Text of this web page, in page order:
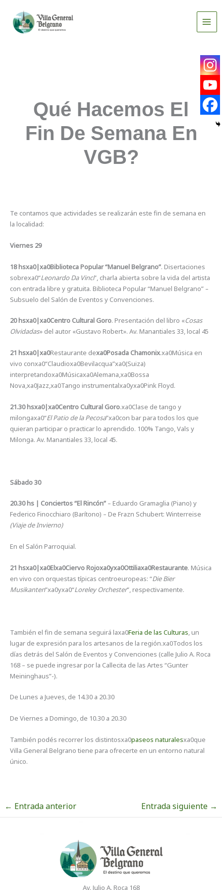
contenido
Qué Hacemos El
Fin De Semana En
VGB?
Te contamos que actividades se realizarán este fin de semana en
la localidad:
Viernes 29
18 hsxa0|xa0Biblioteca Popular “Manuel Belgrano”. Disertaciones
sobrexa0“Leonardo Da Vinci”, charla abierta sobre la vida del artista
con entrada libre y gratuita. Biblioteca Popular “Manuel Belgrano” –
Subsuelo del Salón de Eventos y Convenciones.
20 hsxa0|xa0Centro Cultural Goro. Presentación del libro «Cosas
Olvidadas» del autor «Gustavo Robert». Av. Manantiales 33, local 45
21 hsxa0|xa0Restaurante dexa0Posada Chamonix.xa0Música en
vivo conxa0“Claudioxa0Bevilacqua”xa0(Suiza)
interpretandoxa0Músicaxa0Alemana,xa0Bossa
Nova,xa0Jazz,xa0Tango instrumentalxa0yxa0Pink Floyd.
21.30 hsxa0|xa0Centro Cultural Goro.xa0Clase de tango y
milongaxa0“El Patio de la Pecosa”xa0con bar para todos los que
quieran participar o practicar lo aprendido. 100% Tango, Vals y
Milonga. Av. Manantiales 33, local 45.
Sábado 30
20.30 hs | Conciertos “El Rincón” – Eduardo Gramaglia (Piano) y
Federico Finocchiaro (Barítono) – De Frazn Schubert: Winterreise
(Viaje de Invierno)
En el Salón Parroquial.
21 hsxa0|xa0Elxa0Ciervo Rojoxa0yxa0Ottiliaxa0Restaurante. Música
en vivo con orquestas típicas centroeuropeas: “Die Bier
Musikanten”xa0yxa0“Loreley Orchester”, respectivamente.
También el fin de semana seguirá laxa0Feria de las Culturas , un
lugar de expresión para los artesanos de la región.xa0Todos los
días detrás del Salón de Eventos y Convenciones (calle Julio A. Roca
168 – se puede ingresar por la Callecita de las Artes “Gunter
Meininghaus”-).
De Lunes a Jueves, de 14.30 a 20.30
De Viernes a Domingo, de 10.30 a 20.30
También podés recorrer los distintosxa0paseos naturalesxa0que
Villa General Belgrano tiene para ofrecerte en un entorno natural
único.
← Entrada anterior Entrada siguiente →
Av. Julio A. Roca 168